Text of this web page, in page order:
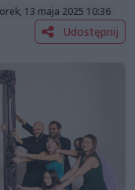
13 maja 2025 10:36
Udostępnij